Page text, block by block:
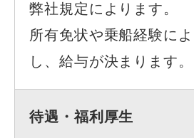
弊社規定によります。
所有免状や乗船経験に
し、給与が決まります。
待遇・福利厚生